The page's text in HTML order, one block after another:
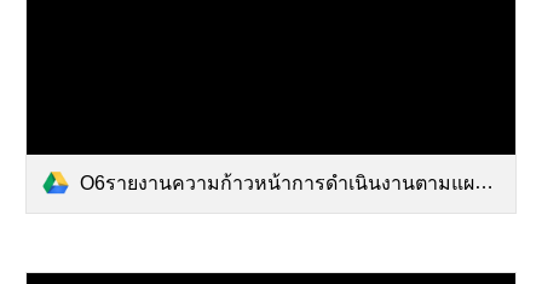
O6รายงานความก้าวหน้าการดำเนินงานตามแผนปฏิบัติการ67.pdf